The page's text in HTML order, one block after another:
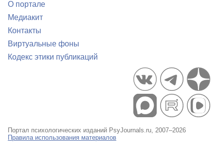
О портале
Медиакит
Контакты
Виртуальные фоны
Кодекс этики публикаций
Портал психологических изданий PsyJournals.ru, 2007–2026
Правила использования материалов